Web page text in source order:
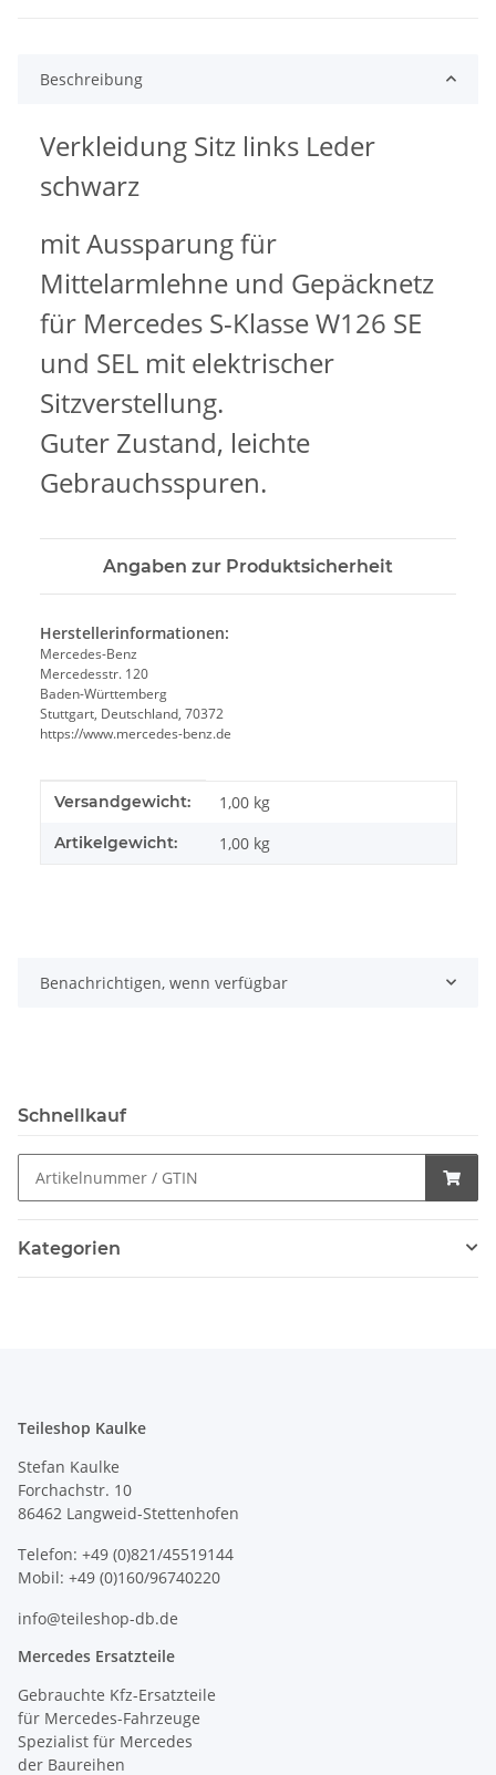
Beschreibung
Verkleidung Sitz links Leder
schwarz
mit Aussparung für
Mittelarmlehne und Gepäcknetz
für Mercedes S-Klasse W126 SE
und SEL mit elektrischer
Sitzverstellung.
Guter Zustand, leichte
Gebrauchsspuren.
Angaben zur Produktsicherheit
Herstellerinformationen:
Mercedes-Benz
Mercedesstr. 120
Baden-Württemberg
Stuttgart, Deutschland, 70372
https://www.mercedes-benz.de
Produkteigenschaft
Wert
Versandgewicht: 1,00 kg
Artikelgewicht: 1,00 kg
Benachrichtigen, wenn verfügbar
Schnellkauf
Kategorien
Teileshop Kaulke
Stefan Kaulke
Forchachstr. 10
86462 Langweid-Stettenhofen
Telefon: +49 (0)821/45519144
Mobil: +49 (0)160/96740220
info@teileshop-db.de
Mercedes Ersatzteile
Gebrauchte Kfz-Ersatzteile
für Mercedes-Fahrzeuge
Spezialist für Mercedes
der Baureihen